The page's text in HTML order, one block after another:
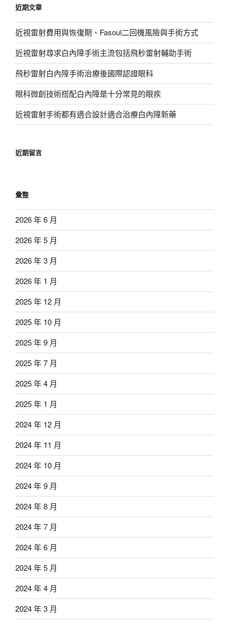
字:
近期文章
近視雷射費用與恢復期、Fasoul二回機風險與手術方式
近視雷射尋求白內障手術主流包括飛秒雷射輔助手術
飛秒雷射白內障手術治療後國際認證眼科
眼科微創技術搭配白內障是十分常見的眼疾
近視雷射手術都有適合設計適合治療白內障新藥
近期留言
彙整
2026 年 6 月
2026 年 5 月
2026 年 3 月
2026 年 1 月
2025 年 12 月
2025 年 10 月
2025 年 9 月
2025 年 7 月
2025 年 4 月
2025 年 1 月
2024 年 12 月
2024 年 11 月
2024 年 10 月
2024 年 9 月
2024 年 8 月
2024 年 7 月
2024 年 6 月
2024 年 5 月
2024 年 4 月
2024 年 3 月